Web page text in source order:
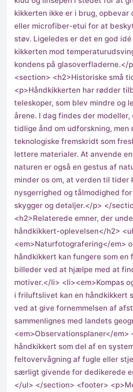
kikkerten ikke er i brug, opbevar
eller microfiber-etui for at
støv. Ligeledes er det en god
kikkerten mod
kondens på glasoverfladerne.</
<section> <h2>Historiske små
<p>Håndkikkerten har rødder
teleskoper, som blev mindre og
årene. I dag findes der modeller,
tidlige ånd om udforskning, men
teknologiske fremskridt som
lettere materialer. At anvende
naturen er også en gestus af
minder os om, at verden til
nysgerrighed og tålmodighed
skygger og detaljer.</p> </
<h2>Relaterede emner, der
håndkikkert-oplevelsen</h2>
<em>Naturfotografering</em>
håndkikkert kan fungere som
billeder ved at hjælpe med at
motiver.</li> <li><em>Kompas
i friluftslivet kan en håndkikkert
ved at give fornemmelsen af
sammenlignes med landets
<em>Observationsplaner</em>
håndkikkert som del af en
feltovervågning af fugle eller
særligt givende for dedikerede
</ul> </section> <footer>